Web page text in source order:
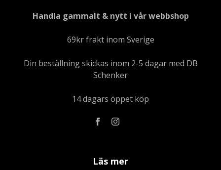
Handla gammalt & nytt i vår webbshop
69kr frakt inom Sverige
Din beställning skickas inom 2-5 dagar med DB
Schenker
14 dagars öppet köp
Läs mer